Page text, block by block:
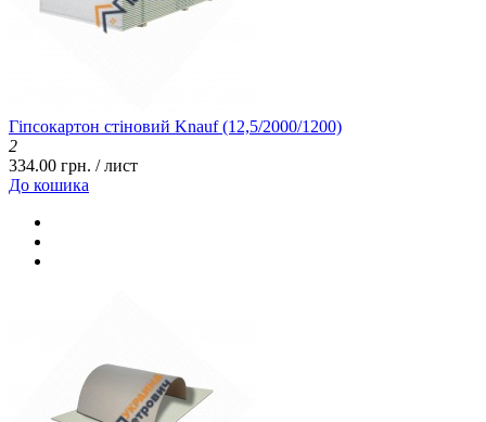
Гіпсокартон стіновий Knauf (12,5/2000/1200)
2
334.00 грн. / лист
До кошика